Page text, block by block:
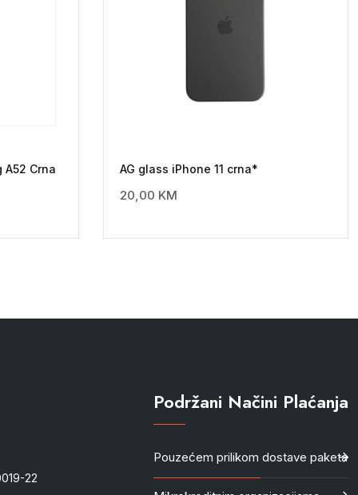
A52 Crna AG glass iPhone 11 crna*
20,00 KM
22
Podržani Načini Plaćanja
Pouzećem prilikom dostave paketa